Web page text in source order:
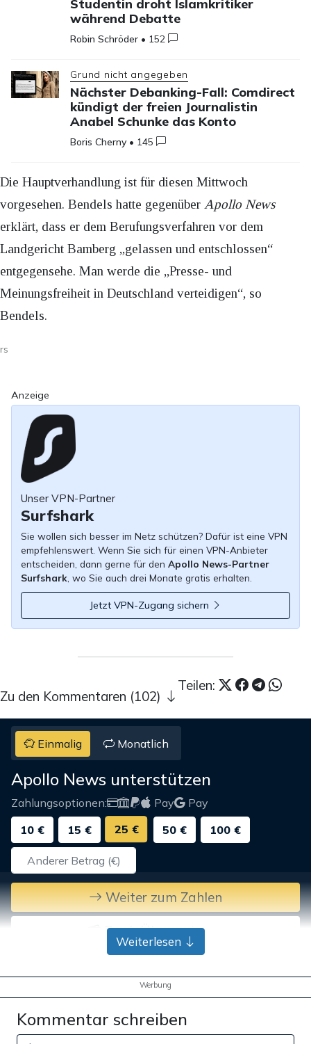
Studentin droht Islamkritiker
während Debatte
Robin Schröder • 152
Grund nicht angegeben
Nächster Debanking-Fall: Comdirect
kündigt der freien Journalistin
Anabel Schunke das Konto
Boris Cherny • 145
Die Hauptverhandlung ist für diesen Mittwoch
vorgesehen. Bendels hatte gegenüber Apollo News
erklärt, dass er dem Berufungsverfahren vor dem
Landgericht Bamberg „gelassen und entschlossen“
entgegensehe. Man werde die „Presse- und
Meinungsfreiheit in Deutschland verteidigen“, so
Bendels.
rs
Anzeige
Unser VPN-Partner
Surfshark
Sie wollen sich besser im Netz schützen? Dafür ist eine VPN
empfehlenswert. Wenn Sie sich für einen VPN-Anbieter
entscheiden, dann gerne für den Apollo News-Partner
Surfshark, wo Sie auch drei Monate gratis erhalten.
Jetzt VPN-Zugang sichern
Teilen:
Zu den Kommentaren (102)
Einmalig Monatlich
Apollo News unterstützen
Zahlungsoptionen: Pay
Pay
10 €
15 € 25 € 50 € 100 €
Weiter zum Zahlen
Bank-Überweisung
Weiterlesen
Werbung
Kommentar schreiben